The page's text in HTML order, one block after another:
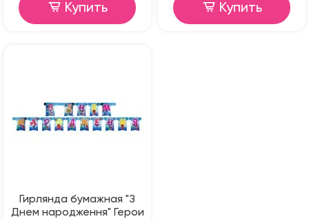
Купить Купить
Гирлянда бумажная "З
Днем народження" Герои